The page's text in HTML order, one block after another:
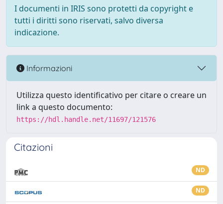
I documenti in IRIS sono protetti da copyright e
tutti i diritti sono riservati, salvo diversa
indicazione.
Informazioni
Utilizza questo identificativo per citare o creare un
link a questo documento:
https://hdl.handle.net/11697/121576
Citazioni
ND
ND